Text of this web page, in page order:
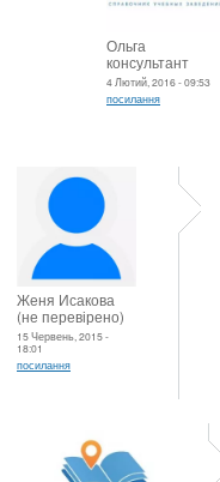
Ольга
консультант
4 Лютий, 2016 - 09:53
посилання
Женя Исакова
(не перевірено)
15 Червень, 2015 -
18:01
посилання